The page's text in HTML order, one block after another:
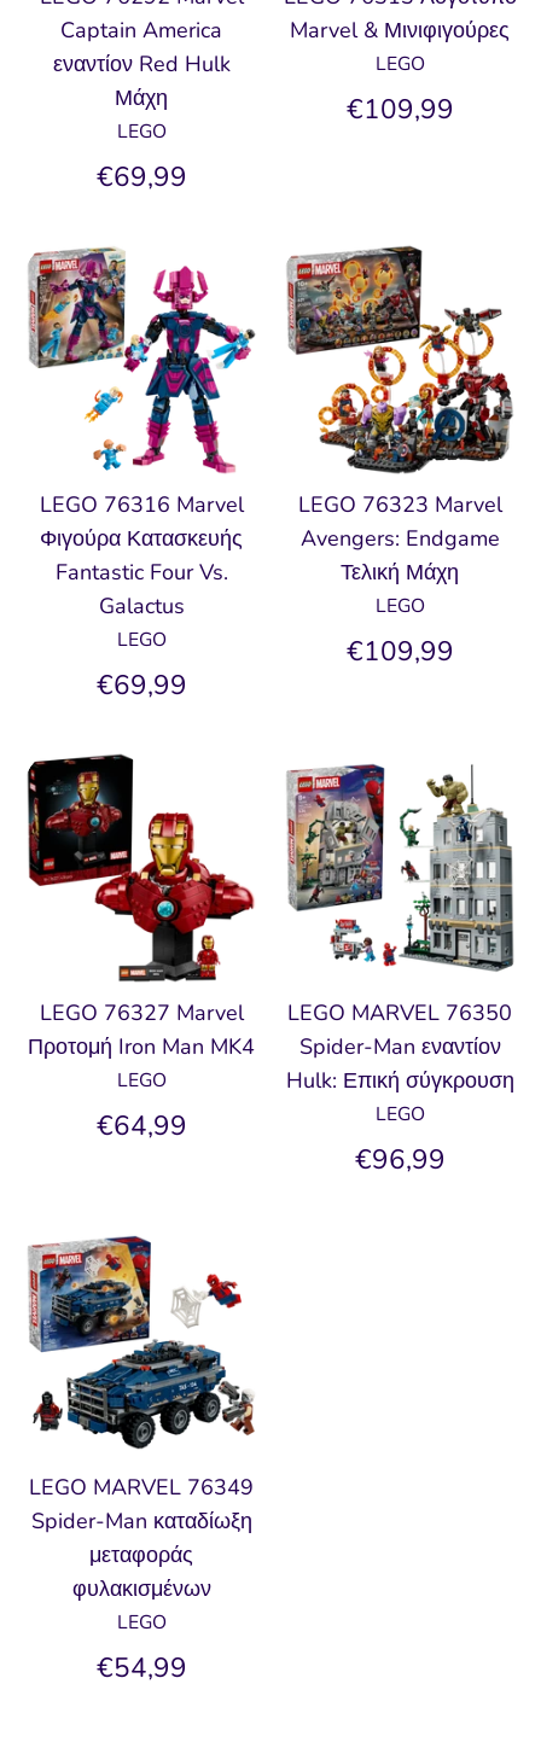
Captain America
εναντίον Red Hulk
Μάχη
LEGO
€69,99
Marvel & Μινιφιγούρες
LEGO
€109,99
LEGO 76316 Marvel
Φιγούρα Κατασκευής
Fantastic Four Vs.
Galactus
LEGO
€69,99
LEGO 76323 Marvel
Avengers: Endgame
Τελική Μάχη
LEGO
€109,99
LEGO 76327 Marvel
Προτομή Iron Man MK4
LEGO
€64,99
LEGO MARVEL 76350
Spider-Man εναντίον
Hulk: Επική σύγκρουση
LEGO
€96,99
LEGO MARVEL 76349
Spider-Man καταδίωξη
μεταφοράς
φυλακισμένων
LEGO
€54,99